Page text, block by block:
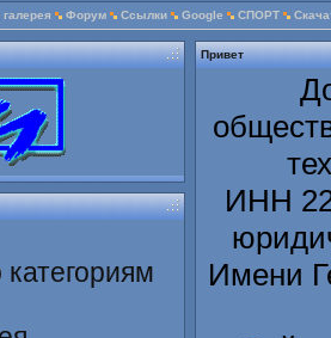
Форум Ссылки Google СПОРТ
Привет
ИНН
Имени